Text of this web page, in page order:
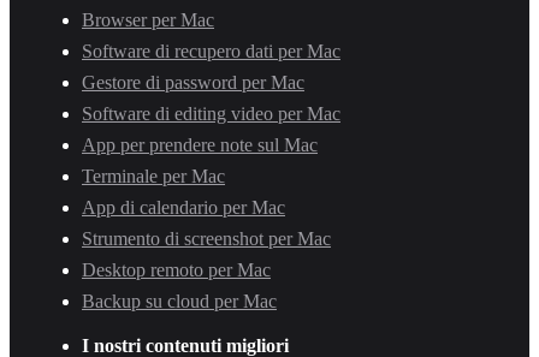
Browser per Mac
Software di recupero dati per Mac
Gestore di password per Mac
Software di editing video per Mac
App per prendere note sul Mac
Terminale per Mac
App di calendario per Mac
Strumento di screenshot per Mac
Desktop remoto per Mac
Backup su cloud per Mac
I nostri contenuti migliori